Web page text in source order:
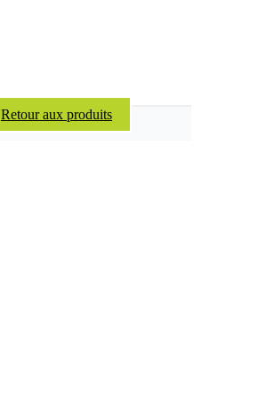
Retour aux produits